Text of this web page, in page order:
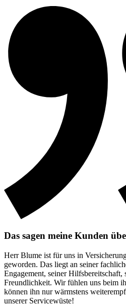
Das sagen meine Kunden
Herr Blume ist für uns in
geworden. Das liegt an seiner
Engagement, seiner Hilfsbereitschaft,
Freundlichkeit. Wir fühlen uns beim
können ihn nur wärmstens
unserer Servicewüste!